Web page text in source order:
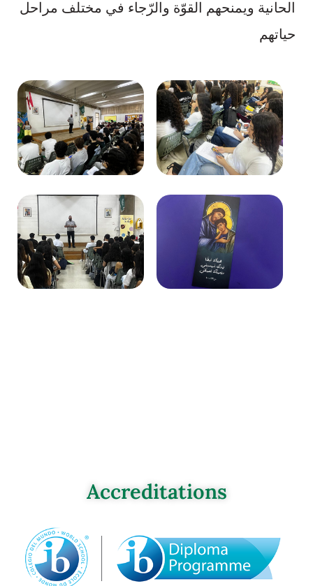
الحانية ويمنحهم القوّة والرّجاء في مختلف مراحل
حياتهم
Accreditations